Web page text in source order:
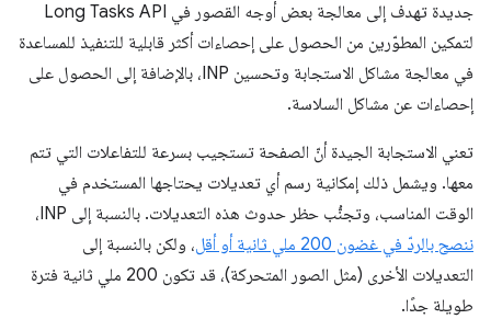
جديدة تهدف إلى معالجة بعض أوجه القصور في Long Tasks API
لتمكين المطوّرين من الحصول على إحصاءات أكثر قابلية للتنفيذ للمساعدة
في معالجة مشاكل الاستجابة وتحسين INP، بالإضافة إلى الحصول على
إحصاءات عن مشاكل السلاسة.
تعني الاستجابة الجيدة أنّ الصفحة تستجيب بسرعة للتفاعلات التي تتم
معها. ويشمل ذلك إمكانية رسم أي تعديلات يحتاجها المستخدم في
الوقت المناسب، وتجنُّب حظر حدوث هذه التعديلات. بالنسبة إلى INP،
ننصح بالردّ في غضون 200 ملي ثانية أو أقل
، ولكن بالنسبة إلى
التعديلات الأخرى (مثل الصور المتحركة)، قد تكون 200 ملي ثانية فترة
طويلة جدًا.